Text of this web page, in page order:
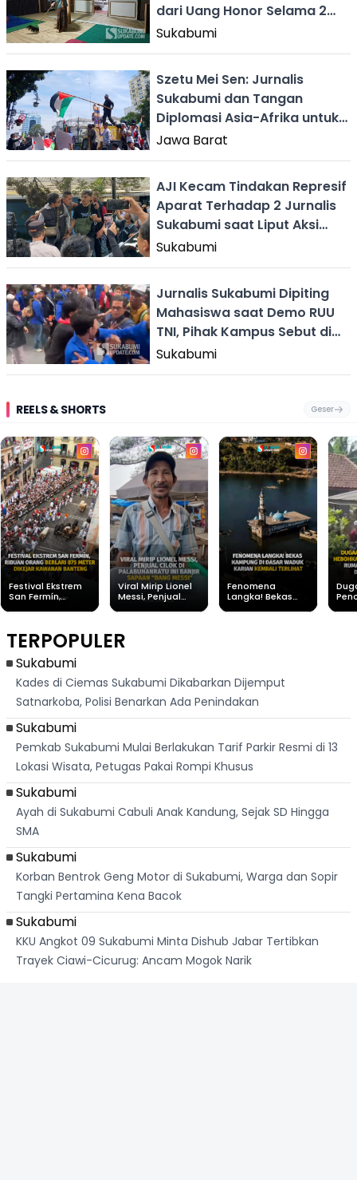
dari Uang Honor Selama 2
Tahun
Sukabumi
Szetu Mei Sen: Jurnalis
Sukabumi dan Tangan
Diplomasi Asia-Afrika untuk
Kemerdekaan Palestina
Jawa Barat
AJI Kecam Tindakan Represif
Aparat Terhadap 2 Jurnalis
Sukabumi saat Liput Aksi
Tolak UU TNI
Sukabumi
Jurnalis Sukabumi Dipiting
Mahasiswa saat Demo RUU
TNI, Pihak Kampus Sebut di
Luar Kendali
Sukabumi
REELS & SHORTS Geser
Festival Ekstrem
San Fermín,
Banteng
Viral Mirip Lionel
Messi, Penjual
"Bang Messi"
Fenomena
Langka! Bekas
TERPOPULER
Sukabumi
Kades di Ciemas Sukabumi Dikabarkan Dijemput
Satnarkoba, Polisi Benarkan Ada Penindakan
Sukabumi
Pemkab Sukabumi Mulai Berlakukan Tarif Parkir Resmi di 13
Lokasi Wisata, Petugas Pakai Rompi Khusus
Sukabumi
Ayah di Sukabumi Cabuli Anak Kandung, Sejak SD Hingga
SMA
Sukabumi
Korban Bentrok Geng Motor di Sukabumi, Warga dan Sopir
Tangki Pertamina Kena Bacok
Sukabumi
KKU Angkot 09 Sukabumi Minta Dishub Jabar Tertibkan
Trayek Ciawi-Cicurug: Ancam Mogok Narik